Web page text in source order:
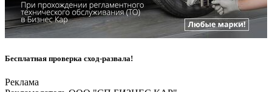
Бесплатная проверка сход-развала!
Реклама